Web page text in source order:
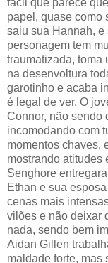
fácil que parece
papel, quase como
saiu sua Hannah, e
personagem tem
traumatizada, toma
na desenvoltura
garotinho e acaba
é legal de ver. O
Connor, não sendo
incomodando com
momentos chaves,
mostrando atitudes
Senghore
Ethan e sua
cenas mais
vilões e não deixar
nada, sendo bem
Aidan Gillen
maldade forte, mas